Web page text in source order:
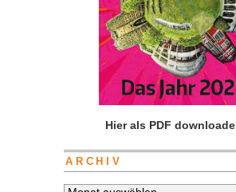
Hier als PDF
ARCHIV